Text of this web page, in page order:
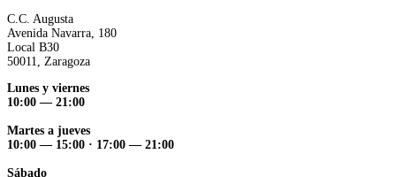
C.C. Augusta
Avenida Navarra, 180
Local B30
50011, Zaragoza
Lunes y viernes
10:00 — 21:00
Martes a jueves
10:00 — 15:00 · 17:00 — 21:00
Sábado